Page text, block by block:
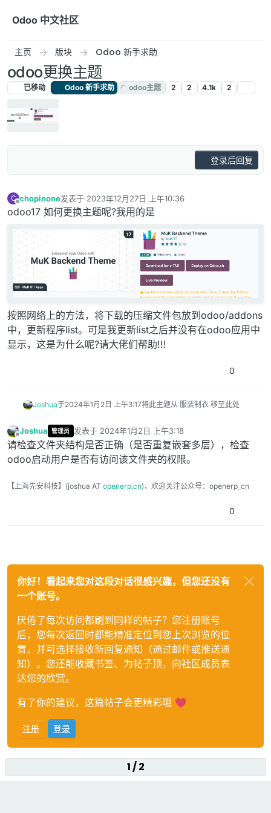
Odoo 中文社区
主页 版块 Odoo 新手求助
odoo更换主题
已移动 Odoo 新手求助 odoo主题 2 2 4.1k 2
登录后回复
C
离线
chopinone发表于 2023年12月27日 上午10:36
最后由 编辑
odoo17 如何更换主题呢?我用的是
按照网络上的方法，将下载的压缩文件包放到odoo/addons
中，更新程序list。可是我更新list之后并没有在odoo应用中
显示，这是为什么呢?请大佬们帮助!!!
0
Joshua于2024年1月2日 上午3:17将此主题从 服装制衣 移至此处
离线
Joshua 管理员 发表于 2024年1月2日 上午3:18
最后由 编辑
请检查文件夹结构是否正确（是否重复嵌套多层），检查
odoo启动用户是否有访问该文件夹的权限。
【上海先安科技】(joshua AT openerp.cn)，欢迎关注公众号：openerp_cn
0
你好！看起来您对这段对话很感兴趣，但您还没有
一个账号。
厌倦了每次访问都刷到同样的帖子？您注册账号
后，您每次返回时都能精准定位到您上次浏览的位
置，并可选择接收新回复通知（通过邮件或推送通
知）。您还能收藏书签、为帖子顶，向社区成员表
达您的欣赏。
有了你的建议，这篇帖子会更精彩哦 💗
注册 登录
1 / 2